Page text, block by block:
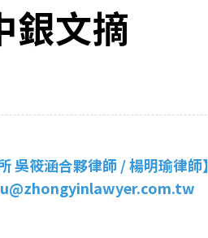
銀文摘
吳筱涵合夥律師 / 楊明瑜律師】